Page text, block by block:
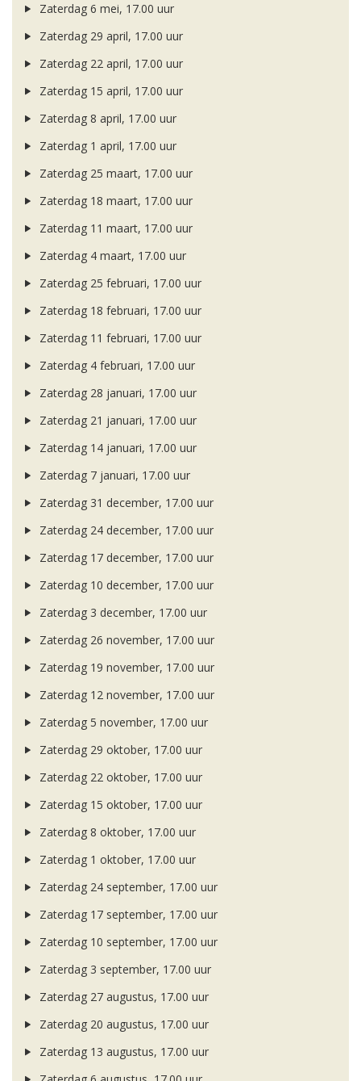
Zaterdag 6 mei, 17.00 uur
Zaterdag 29 april, 17.00 uur
Zaterdag 22 april, 17.00 uur
Zaterdag 15 april, 17.00 uur
Zaterdag 8 april, 17.00 uur
Zaterdag 1 april, 17.00 uur
Zaterdag 25 maart, 17.00 uur
Zaterdag 18 maart, 17.00 uur
Zaterdag 11 maart, 17.00 uur
Zaterdag 4 maart, 17.00 uur
Zaterdag 25 februari, 17.00 uur
Zaterdag 18 februari, 17.00 uur
Zaterdag 11 februari, 17.00 uur
Zaterdag 4 februari, 17.00 uur
Zaterdag 28 januari, 17.00 uur
Zaterdag 21 januari, 17.00 uur
Zaterdag 14 januari, 17.00 uur
Zaterdag 7 januari, 17.00 uur
Zaterdag 31 december, 17.00 uur
Zaterdag 24 december, 17.00 uur
Zaterdag 17 december, 17.00 uur
Zaterdag 10 december, 17.00 uur
Zaterdag 3 december, 17.00 uur
Zaterdag 26 november, 17.00 uur
Zaterdag 19 november, 17.00 uur
Zaterdag 12 november, 17.00 uur
Zaterdag 5 november, 17.00 uur
Zaterdag 29 oktober, 17.00 uur
Zaterdag 22 oktober, 17.00 uur
Zaterdag 15 oktober, 17.00 uur
Zaterdag 8 oktober, 17.00 uur
Zaterdag 1 oktober, 17.00 uur
Zaterdag 24 september, 17.00 uur
Zaterdag 17 september, 17.00 uur
Zaterdag 10 september, 17.00 uur
Zaterdag 3 september, 17.00 uur
Zaterdag 27 augustus, 17.00 uur
Zaterdag 20 augustus, 17.00 uur
Zaterdag 13 augustus, 17.00 uur